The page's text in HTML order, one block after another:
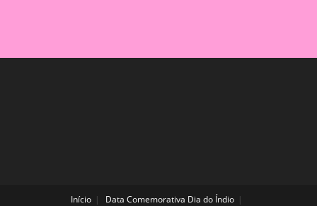
O
Início
Data Comemorativa Dia do Índio